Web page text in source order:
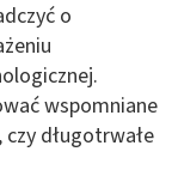
o
wspomniane
długotrwałe